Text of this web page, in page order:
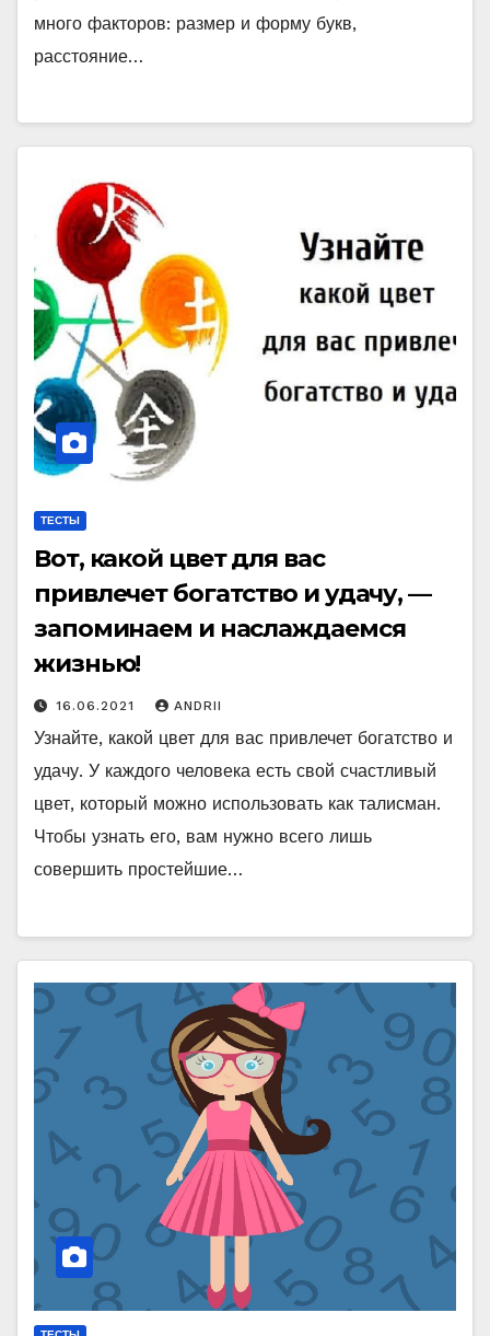
много факторов: размер и форму букв,
расстояние…
ТЕСТЫ
Вот, какой цвет для вас
привлечет богатство и удачу, —
запоминаем и наслаждаемся
жизнью!
16.06.2021 ANDRII
Узнайте, какой цвет для вас привлечет богатство и
удачу. У каждого человека есть свой счастливый
цвет, который можно использовать как талисман.
Чтобы узнать его, вам нужно всего лишь
совершить простейшие…